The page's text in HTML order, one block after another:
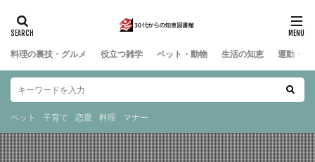
料理の裏技・グルメ 役立つ雑学 ペット・動物 生活の知恵 運動・ス
ペット 子育て 恋愛 料理 マナー